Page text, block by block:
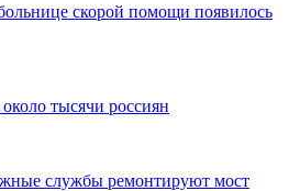
скорой помощи появилось
тысячи россиян
службы ремонтируют мост